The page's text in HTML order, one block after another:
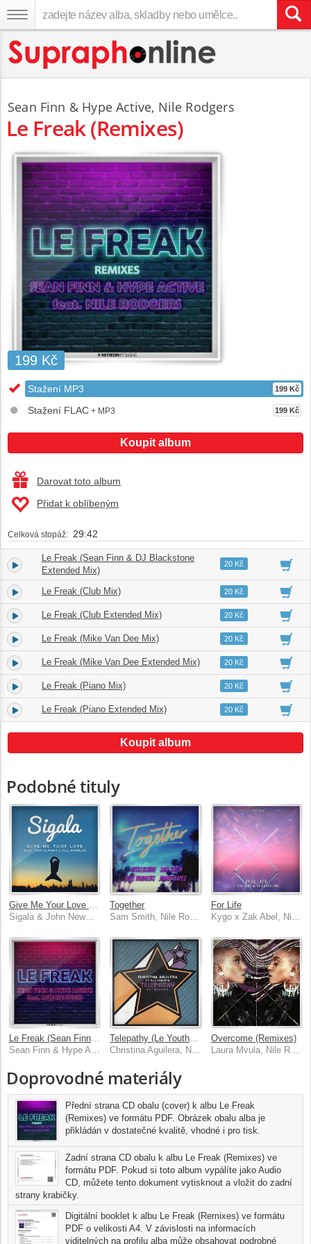
Sean Finn & Hype Active, Nile Rodgers
Le Freak (Remixes)
199 Kč
Stažení MP3 199 Kč
Stažení FLAC + MP3 199 Kč
Koupit album
Darovat toto album
Přidat k oblíbeným
Celková stopáž: 29:42
1.
Le Freak (Sean Finn & DJ Blackstone
Extended Mix)
05:5320 Kč
2. Le Freak (Club Mix) 02:5420 Kč
3. Le Freak (Club Extended Mix) 05:5720 Kč
4. Le Freak (Mike Van Dee Mix) 03:1220 Kč
5. Le Freak (Mike Van Dee Extended Mix) 04:5320 Kč
6. Le Freak (Piano Mix) 02:5620 Kč
7. Le Freak (Piano Extended Mix) 03:5720 Kč
Koupit album
Podobné tituly
Sigala & John Newman, Nile Rodgers
Together
For Life
Le Freak (Sean Finn & Dj Blackstone Mix)
Sean Finn & Hype Active, Nile Rodgers
Telepathy (Le Youth Remix)
Christina Aguilera, Nile Rodgers
Overcome (Remixes)
Laura Mvula, Nile Rodgers
Doprovodné materiály
Přední strana CD obalu (cover) k albu Le Freak
(Remixes) ve formátu PDF. Obrázek obalu alba je
přikládán v dostatečné kvalitě, vhodné i pro tisk.
Zadní strana CD obalu k albu Le Freak (Remixes) ve
formátu PDF. Pokud si toto album vypálíte jako Audio
CD, můžete tento dokument vytisknout a vložit do zadní
strany krabičky.
Digitální booklet k albu Le Freak (Remixes) ve formátu
PDF o velikosti A4. V závislosti na informacích
viditelných na profilu alba může obsahovat podrobné